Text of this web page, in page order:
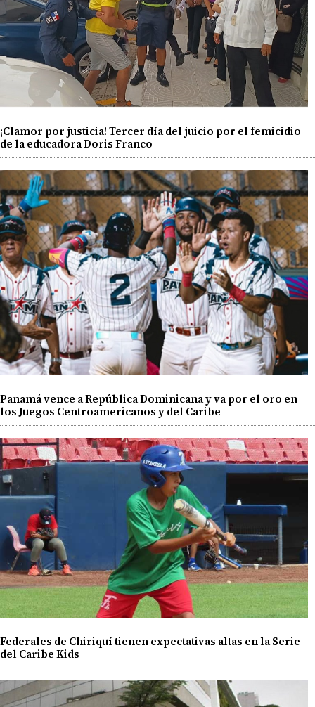
¡Clamor por justicia! Tercer día del juicio por el femicidio
de la educadora Doris Franco
Panamá vence a República Dominicana y va por el oro en
los Juegos Centroamericanos y del Caribe
Federales de Chiriquí tienen expectativas altas en la Serie
del Caribe Kids